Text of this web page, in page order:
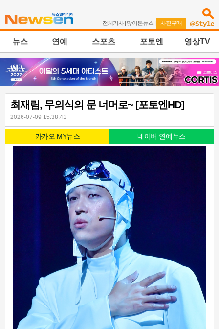
전체기사| 많이본뉴스 | 사진구매
뉴스 연예 스포츠 포토엔 영상TV
최재림, 무의식의 문 너머로~ [포토엔HD]
2026-07-09 15:38:41
카카오 MY뉴스 네이버 연예뉴스